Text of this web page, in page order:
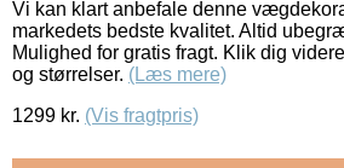
Vi kan klart anbefale denne
markedets bedste kvalitet. Altid
Mulighed for gratis fragt. Klik dig
og størrelser. (Læs mere)
1299 kr. (Vis fragtpris)